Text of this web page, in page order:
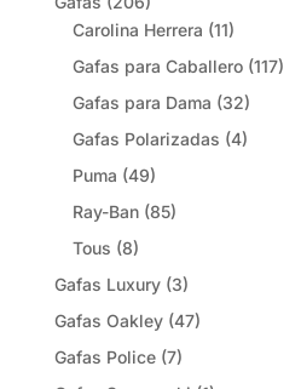
Carolina Herrera (11)
Gafas para Caballero (117)
Gafas para Dama (32)
Gafas Polarizadas (4)
Puma (49)
Ray-Ban (85)
Tous (8)
Gafas Luxury (3)
Gafas Oakley (47)
Gafas Police (7)